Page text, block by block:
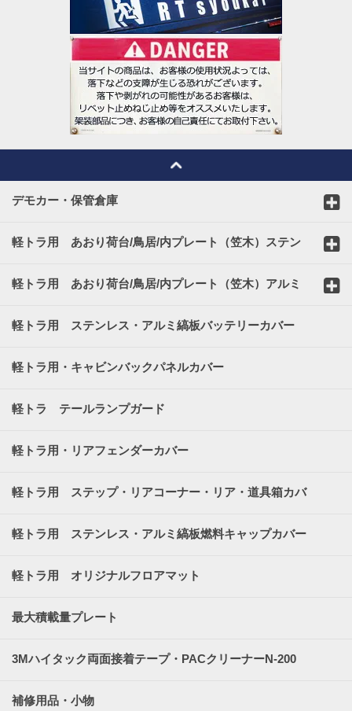
デモカー・保管倉庫
軽トラ用 あおり荷台/鳥居/内プレート（笠木）ステン
軽トラ用 あおり荷台/鳥居/内プレート（笠木）アルミ
軽トラ用 ステンレス・アルミ縞板バッテリーカバー
軽トラ用・キャビンバックパネルカバー
軽トラ テールランプガード
軽トラ用・リアフェンダーカバー
軽トラ用 ステップ・リアコーナー・リア・道具箱カバ
軽トラ用 ステンレス・アルミ縞板燃料キャップカバー
軽トラ用 オリジナルフロアマット
最大積載量プレート
3Mハイタック両面接着テープ・PACクリーナーN-200
補修用品・小物